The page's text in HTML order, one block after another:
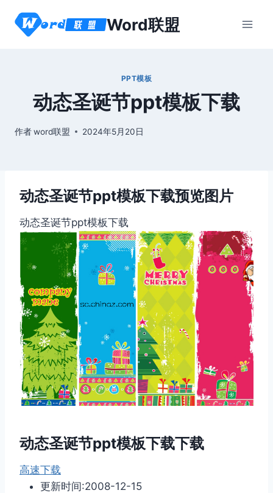
Word联盟
PPT模板
动态圣诞节ppt模板下载
作者word联盟 2024年5月20日
动态圣诞节ppt模板下载预览图片
动态圣诞节ppt模板下载
动态圣诞节ppt模板下载下载
高速下载
更新时间:2008-12-15